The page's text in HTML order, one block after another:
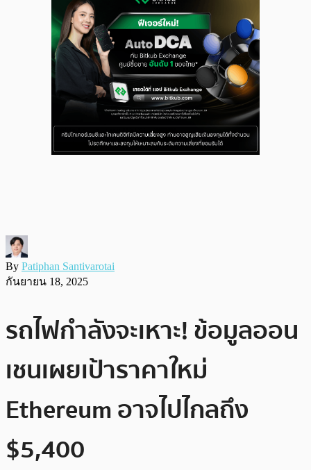
By Patiphan Santivarotai
กันยายน 18, 2025
รถไฟกำลังจะเหาะ! ข้อมูลออน
เชนเผยเป้าราคาใหม่
Ethereum อาจไปไกลถึง
$5,400